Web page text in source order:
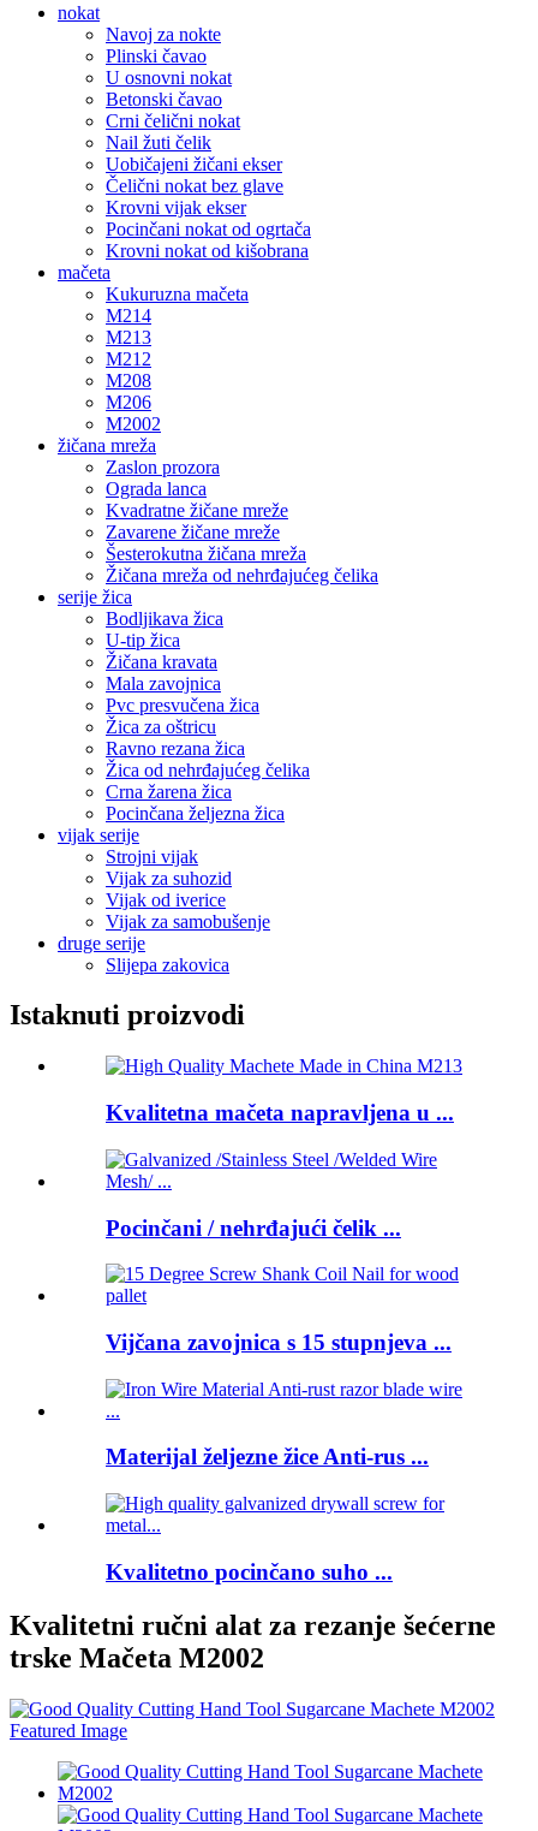
nokat
Navoj za nokte
Plinski čavao
U osnovni nokat
Betonski čavao
Crni čelični nokat
Nail žuti čelik
Uobičajeni žičani ekser
Čelični nokat bez glave
Krovni vijak ekser
Pocinčani nokat od ogrtača
Krovni nokat od kišobrana
mačeta
Kukuruzna mačeta
M214
M213
M212
M208
M206
M2002
žičana mreža
Zaslon prozora
Ograda lanca
Kvadratne žičane mreže
Zavarene žičane mreže
Šesterokutna žičana mreža
Žičana mreža od nehrđajućeg čelika
serije žica
Bodljikava žica
U-tip žica
Žičana kravata
Mala zavojnica
Pvc presvučena žica
Žica za oštricu
Ravno rezana žica
Žica od nehrđajućeg čelika
Crna žarena žica
Pocinčana željezna žica
vijak serije
Strojni vijak
Vijak za suhozid
Vijak od iverice
Vijak za samobušenje
druge serije
Slijepa zakovica
Istaknuti proizvodi
Kvalitetna mačeta napravljena u ...
Pocinčani / nehrđajući čelik ...
Vijčana zavojnica s 15 stupnjeva ...
Materijal željezne žice Anti-rus ...
Kvalitetno pocinčano suho ...
Kvalitetni ručni alat za rezanje šećerne
trske Mačeta M2002